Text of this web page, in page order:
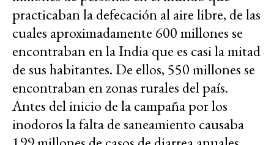
practicaban la defecación al aire libre, de las
cuales aproximadamente 600 millones se
encontraban en la India que es casi la mitad
de sus habitantes. De ellos, 550 millones se
encontraban en zonas rurales del país.
Antes del inicio de la campaña por los
inodoros la falta de saneamiento causaba